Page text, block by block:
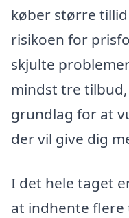
køber større
risikoen for
skjulte
mindst tre
grundlag for at
der vil give dig
I det hele taget
at indhente flere